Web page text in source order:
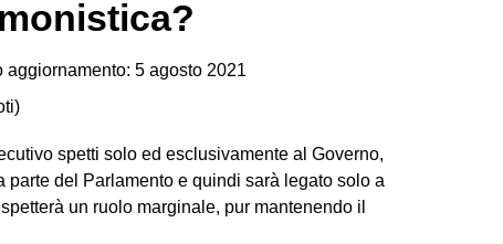
aggiornamento: 5 agosto 2021
)
spetti solo ed esclusivamente al Governo,
del Parlamento e quindi sarà legato solo a
un ruolo marginale, pur mantenendo il